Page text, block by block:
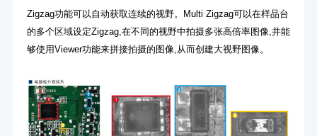
Zigzag功能可以自动获取连续的视野。Multi Zigzag可以在样品台
的多个区域设定Zigzag,在不同的视野中拍摄多张高倍率图像,并能
够使用Viewer功能来拼接拍摄的图像,从而创建大视野图像。